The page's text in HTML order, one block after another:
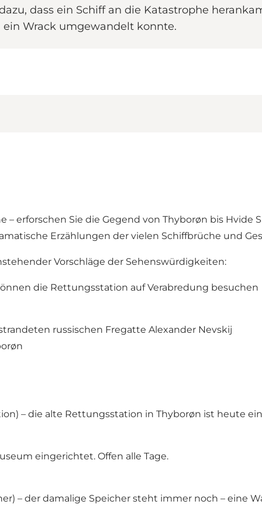
dass ein Schiff an die Katastrophe
Wrack umgewandelt konnte.
– erforschen Sie die Gegend von Thyborøn bis
Erzählungen der vielen Schiffbrüche und
Vorschläge der Sehenswürdigkeiten:
die Rettungsstation auf Verabredung besuchen
russischen Fregatte Alexander Nevskij
– die alte Rettungsstation in Thyborøn ist heute
eingerichtet. Offen alle Tage.
– der damalige Speicher steht immer noch – eine